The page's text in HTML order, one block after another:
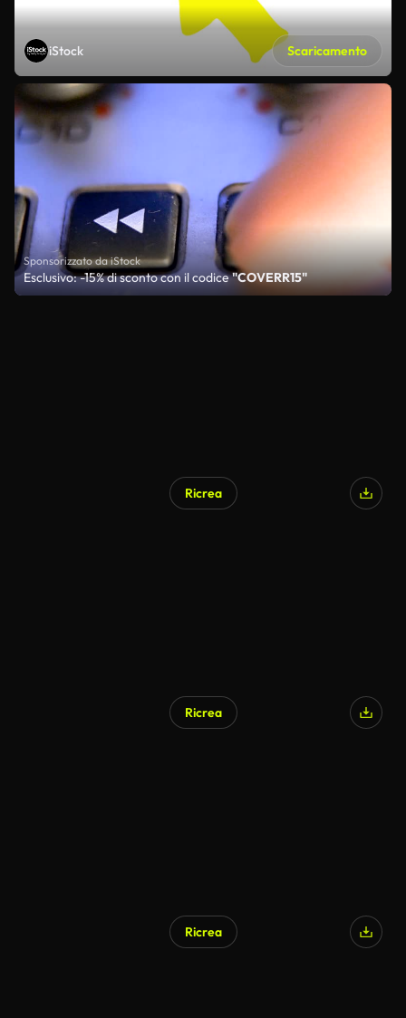
iStock Scaricamento
Sponsorizzato da iStock
Esclusivo: -15% di sconto con il codice"COVERR15"
Ricrea
Ricrea
Ricrea